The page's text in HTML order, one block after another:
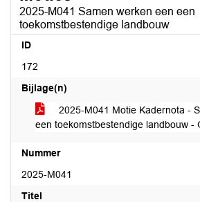
2025-M041 Samen werken een een
toekomstbestendige landbouw
ID
172
Bijlage(n)
2025-M041 Motie Kadernota -
een toekomstbestendige landbouw -
Nummer
2025-M041
Titel